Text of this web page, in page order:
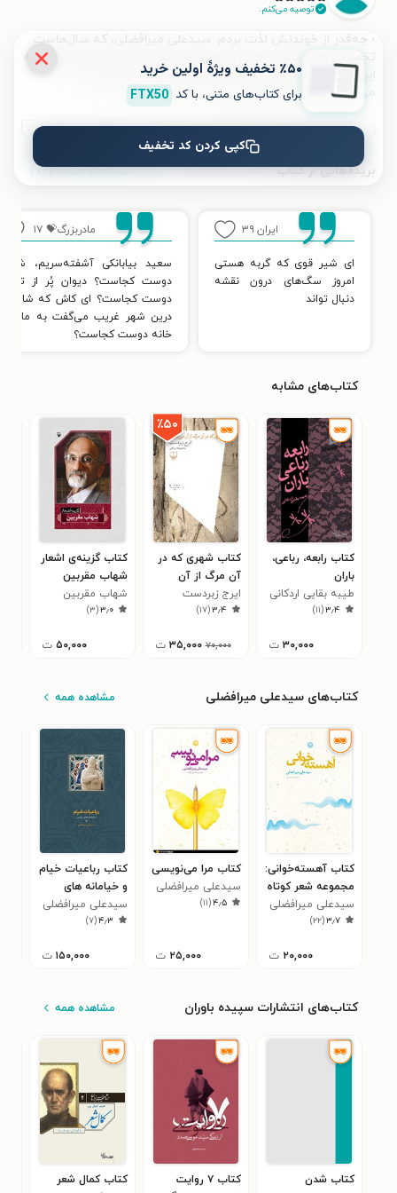
توصیه می‌کنم.
› چه‌قدر از خوندنش لذت بردم. سیدعلی میرافضلی، که سال‌هاست
تخصصی در زمینه‌ی رباعی پژوهش می‌کنن و خودشونم شاعرن و به
می‌پردازن که زیبا و خوندنیه. ابتدا با پیشینه‌ی...
مفید بود مفید نبود ۰
بریده‌هایی از کتاب مشاهده همه (۷۶)
ایران ۳۹
ای شیر قوی که گربه هستی
امروز سگ‌های درون نقشه
دنبال تواند
مادربزرگ💝 ۱۷
سعید بیابانکی آشفته‌سریم‌، شانه
دوست کجاست‌؟ دیوان پُر از ترانه
دوست کجاست‌؟ ای کاش که شاعری
درین شهر غریب می‌گفت به ما که
خانه دوست کجاست‌؟
کتاب‌های مشابه
کتاب رابعه، رباعی،
باران
طیبه بقایی اردکانی
۳٫۴(۱۱)
۳۰,۰۰۰ ت
٪۵۰
کتاب شهری که در
آن مرگ از آن
می‌خواند؛ مجموعه
رباعی
ایرج زبردست
۳٫۴(۱۷)
۷۰,۰۰۰ ۳۵,۰۰۰ ت
کتاب گزینه‌ی اشعار
شهاب مقربین
شهاب مقربین
۳٫۰(۳)
۵۰,۰۰۰ ت
کتاب‌های سیدعلی میرافضلی مشاهده همه
کتاب آهسته‌خوانی:
مجموعه شعر کوتاه
سیدعلی میرافضلی
۳٫۷(۲۲)
۲۰,۰۰۰ ت
کتاب مرا می‌نویسی
سیدعلی میرافضلی
۴٫۵(۱۱)
۲۵,۰۰۰ ت
کتاب رباعیات خیام
و خیامانه های
پارسی
سیدعلی میرافضلی
۴٫۳(۷)
۱۵۰,۰۰۰ ت
کتاب‌های انتشارات سپیده باوران مشاهده همه
کتاب شدن
کتاب ۷ روایت
کتاب کمال شعر
٪۵۰ تخفیف ویژۀ اولین خرید
برای کتاب‌های متنی، با کد FTX50
کپی کردن کد تخفیف